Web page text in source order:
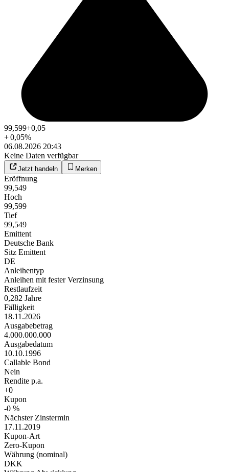
99,599+0,05
+0,05%
06.08.2026 20:43
Keine Daten verfügbar
Jetzt handeln Merken
Eröffnung
99,549
Hoch
99,599
Tief
99,549
Emittent
Deutsche Bank
Sitz Emittent
DE
Anleihentyp
Anleihen mit fester Verzinsung
Restlaufzeit
0,282 Jahre
Fälligkeit
18.11.2026
Ausgabebetrag
4.000.000.000
Ausgabedatum
10.10.1996
Callable Bond
Nein
Rendite p.a.
+0
Kupon
-0 %
Nächster Zinstermin
17.11.2019
Kupon-Art
Zero-Kupon
Währung (nominal)
DKK